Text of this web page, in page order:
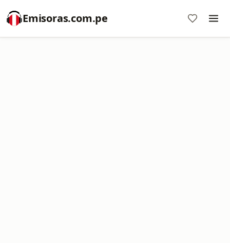
Emisoras.com.pe